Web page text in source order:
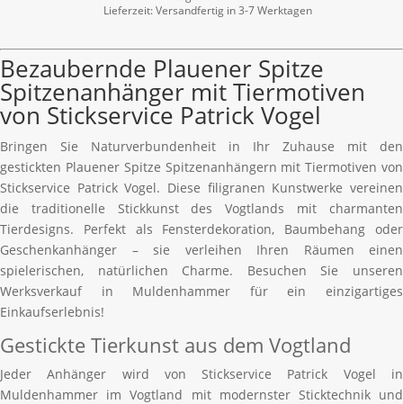
Lieferzeit: Versandfertig in 3-7 Werktagen
Bezaubernde Plauener Spitze
Spitzenanhänger mit Tiermotiven
von Stickservice Patrick Vogel
Bringen Sie Naturverbundenheit in Ihr Zuhause mit den
gestickten Plauener Spitze Spitzenanhängern mit Tiermotiven von
Stickservice Patrick Vogel. Diese filigranen Kunstwerke vereinen
die traditionelle Stickkunst des Vogtlands mit charmanten
Tierdesigns. Perfekt als Fensterdekoration, Baumbehang oder
Geschenkanhänger – sie verleihen Ihren Räumen einen
spielerischen, natürlichen Charme. Besuchen Sie unseren
Werksverkauf in Muldenhammer für ein einzigartiges
Einkaufserlebnis!
Gestickte Tierkunst aus dem Vogtland
Jeder Anhänger wird von Stickservice Patrick Vogel in
Muldenhammer im Vogtland mit modernster Sticktechnik und